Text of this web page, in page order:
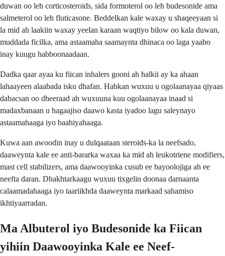
duwan oo leh corticosteroids, sida formoterol oo leh budesonide ama
salmeterol oo leh fluticasone. Beddelkan kale waxay u shaqeeyaan si
la mid ah laakiin waxay yeelan karaan waqtiyo bilow oo kala duwan,
muddada ficilka, ama astaamaha saamaynta dhinaca oo laga yaabo
inay kuugu habboonaadaan.
Dadka qaar ayaa ku fiican inhalers gooni ah halkii ay ka ahaan
lahaayeen alaabada isku dhafan. Habkan wuxuu u ogolaanayaa qiyaas
dabacsan oo dheeraad ah wuxuuna kuu ogolaanayaa inaad si
madaxbanaan u hagaajiso daawo kasta iyadoo lagu saleynayo
astaamahaaga iyo baahiyahaaga.
Kuwa aan awoodin inay u dulqaataan steroids-ka la neefsado,
daaweynta kale ee anti-bararka waxaa ka mid ah leukotriene modifiers,
mast cell stabilizers, ama daawooyinka cusub ee bayoolojiga ah ee
neefta daran. Dhakhtarkaagu wuxuu tixgelin doonaa darnaanta
calaamadahaaga iyo taariikhda daaweynta markaad sahamiso
ikhtiyaarradan.
Ma Albuterol iyo Budesonide ka Fiican
yihiin Daawooyinka Kale ee Neef-